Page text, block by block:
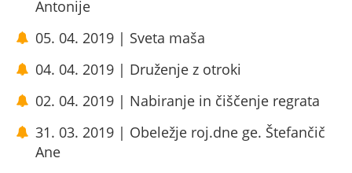
Antonije
05. 04. 2019 | Sveta maša
04. 04. 2019 | Druženje z otroki
02. 04. 2019 | Nabiranje in čiščenje regrata
31. 03. 2019 | Obeležje roj.dne ge. Štefančič
Ane